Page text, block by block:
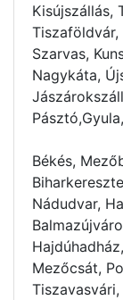
Kisújszállás,
Tiszaföldvár,
Szarvas,
Nagykáta,
Békés,
Nádudvar,
Mezőcsát,